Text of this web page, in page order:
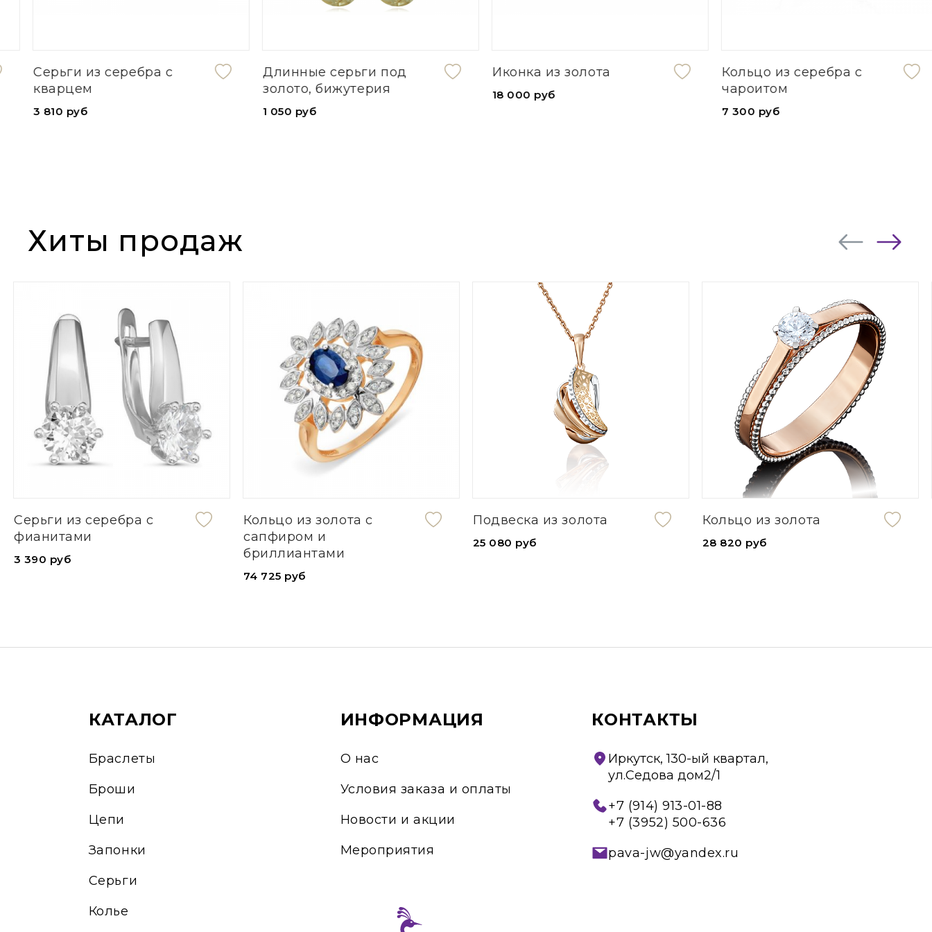
Серьги из серебра с
кварцем
3 810 руб
Длинные серьги под
золото, бижутерия
1 050 руб
Иконка из золота
18 000 руб
Кольцо из серебра с
чароитом
7 300 руб
Хиты продаж
Серьги из серебра с
фианитами
3 390 руб
Кольцо из золота с
сапфиром и
бриллиантами
74 725 руб
Подвеска из золота
25 080 руб
Кольцо из золота
28 820 руб
КАТАЛОГ
Браслеты
Броши
Цепи
Запонки
Серьги
Колье
ИНФОРМАЦИЯ
О нас
Условия заказа и оплаты
Новости и акции
Мероприятия
КОНТАКТЫ
Иркутск, 130-ый квартал,
ул.Седова дом2/1
+7 (914) 913-01-88
+7 (3952) 500-636
pava-jw@yandex.ru